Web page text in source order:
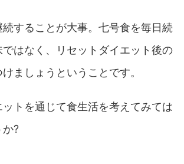
することが大事。七号食を毎日続
はなく、リセットダイエット後の
ましょうということです。
ットを通じて食生活を考えてみては
か?